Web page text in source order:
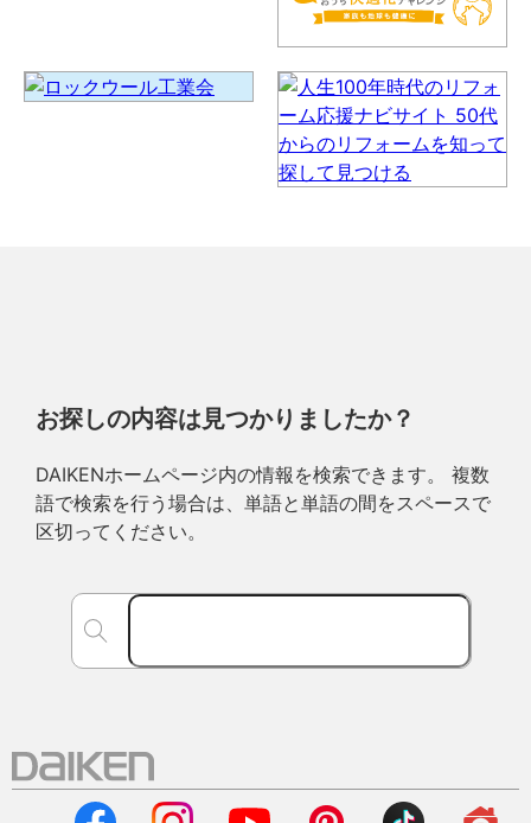
お探しの内容は見つかりましたか？
DAIKENホームページ内の情報を検索できます。 複数
語で検索を行う場合は、単語と単語の間をスペースで
区切ってください。